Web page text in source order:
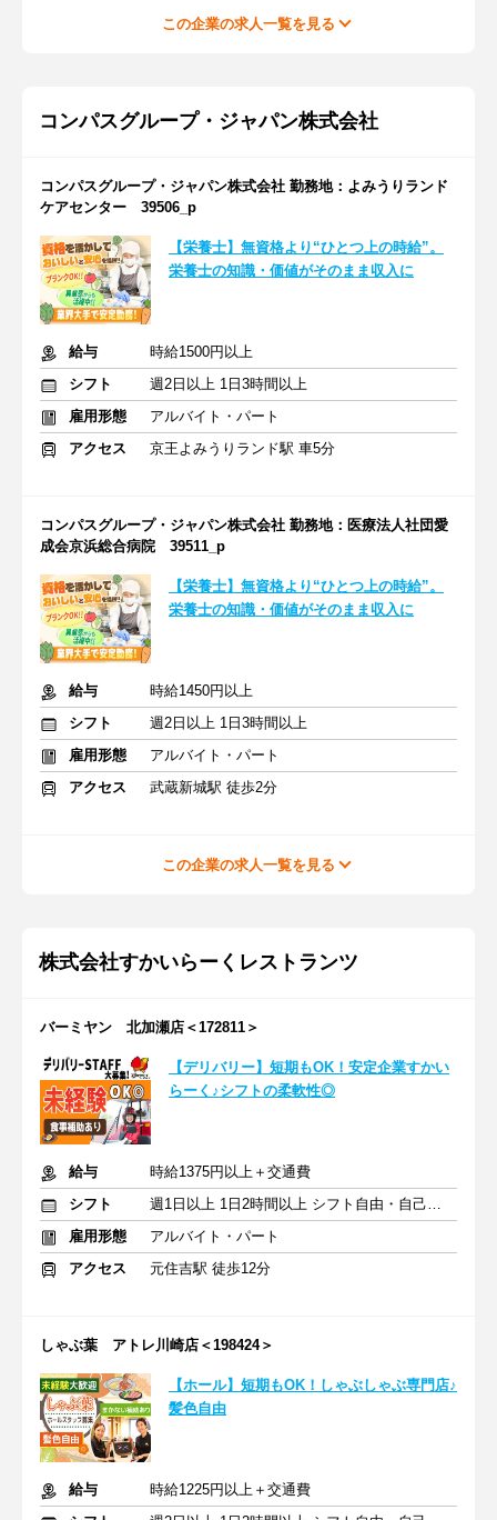
この企業の求人一覧を見る
コンパスグループ・ジャパン株式会社
コンパスグループ・ジャパン株式会社 勤務地：よみうりランド
ケアセンター 39506_p
【栄養士】無資格より“ひとつ上の時給”。
栄養士の知識・価値がそのまま収入に
給与
時給1500円以上
シフト
週2日以上 1日3時間以上
雇用形態
アルバイト・パート
アクセス
京王よみうりランド駅 車5分
コンパスグループ・ジャパン株式会社 勤務地：医療法人社団愛
成会京浜総合病院 39511_p
【栄養士】無資格より“ひとつ上の時給”。
栄養士の知識・価値がそのまま収入に
給与
時給1450円以上
シフト
週2日以上 1日3時間以上
雇用形態
アルバイト・パート
アクセス
武蔵新城駅 徒歩2分
この企業の求人一覧を見る
株式会社すかいらーくレストランツ
バーミヤン 北加瀬店＜172811＞
【デリバリー】短期もOK！安定企業すかい
らーく♪シフトの柔軟性◎
給与
時給1375円以上＋交通費
シフト
週1日以上 1日2時間以上 シフト自由・自己申告
雇用形態
アルバイト・パート
アクセス
元住吉駅 徒歩12分
しゃぶ葉 アトレ川崎店＜198424＞
【ホール】短期もOK！しゃぶしゃぶ専門店♪
髪色自由
給与
時給1225円以上＋交通費